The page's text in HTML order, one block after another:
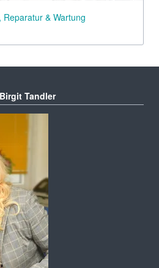
Reparatur & Wartung
Tandler